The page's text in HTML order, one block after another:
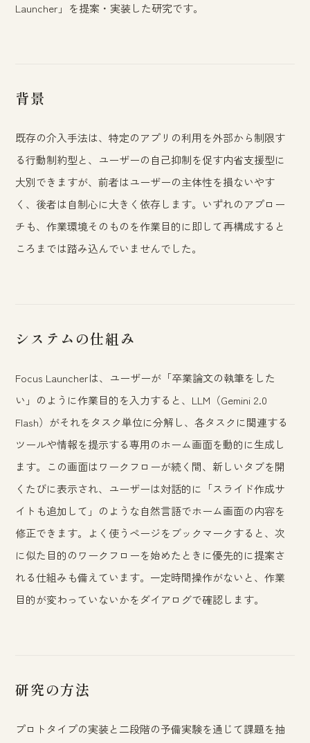
Launcher」を提案・実装した研究です。
背景
既存の介入手法は、特定のアプリの利用を外部から制限す
る行動制約型と、ユーザーの自己抑制を促す内省支援型に
大別できますが、前者はユーザーの主体性を損ないやす
く、後者は自制心に大きく依存します。いずれのアプロー
チも、作業環境そのものを作業目的に即して再構成すると
ころまでは踏み込んでいませんでした。
システムの仕組み
Focus Launcherは、ユーザーが「卒業論文の執筆をした
い」のように作業目的を入力すると、LLM（Gemini 2.0
Flash）がそれをタスク単位に分解し、各タスクに関連する
ツールや情報を提示する専用のホーム画面を動的に生成し
ます。この画面はワークフローが続く間、新しいタブを開
くたびに表示され、ユーザーは対話的に「スライド作成サ
イトも追加して」のような自然言語でホーム画面の内容を
修正できます。よく使うページをブックマークすると、次
に似た目的のワークフローを始めたときに優先的に提案さ
れる仕組みも備えています。一定時間操作がないと、作業
目的が変わっていないかをダイアログで確認します。
研究の方法
プロトタイプの実装と二段階の予備実験を通じて課題を抽